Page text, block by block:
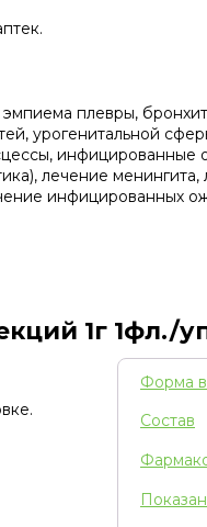
плевры,
урогенитальной
лечение менингита,
инфицированных
1г 1фл./
Форма
Состав